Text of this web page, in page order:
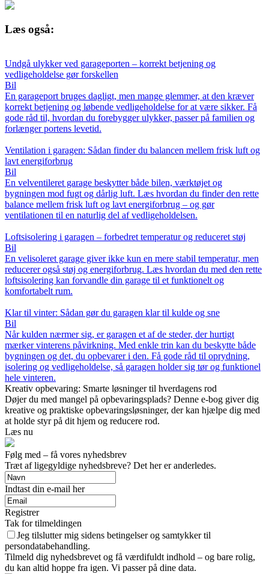
Læs også:
Undgå ulykker ved garageporten – korrekt betjening og
vedligeholdelse gør forskellen
Bil
En garageport bruges dagligt, men mange glemmer, at den kræver
korrekt betjening og løbende vedligeholdelse for at være sikker. Få
gode råd til, hvordan du forebygger ulykker, passer på familien og
forlænger portens levetid.
Ventilation i garagen: Sådan finder du balancen mellem frisk luft og
lavt energiforbrug
Bil
En velventileret garage beskytter både bilen, værktøjet og
bygningen mod fugt og dårlig luft. Læs hvordan du finder den rette
balance mellem frisk luft og lavt energiforbrug – og gør
ventilationen til en naturlig del af vedligeholdelsen.
Loftsisolering i garagen – forbedret temperatur og reduceret støj
Bil
En velisoleret garage giver ikke kun en mere stabil temperatur, men
reducerer også støj og energiforbrug. Læs hvordan du med den rette
loftsisolering kan forvandle din garage til et funktionelt og
komfortabelt rum.
Klar til vinter: Sådan gør du garagen klar til kulde og sne
Bil
Når kulden nærmer sig, er garagen et af de steder, der hurtigt
mærker vinterens påvirkning. Med enkle trin kan du beskytte både
bygningen og det, du opbevarer i den. Få gode råd til oprydning,
isolering og vedligeholdelse, så garagen holder sig tør og funktionel
hele vinteren.
Kreativ opbevaring: Smarte løsninger til hverdagens rod
Døjer du med mangel på opbevaringsplads? Denne e-bog giver dig
kreative og praktiske opbevaringsløsninger, der kan hjælpe dig med
at holde styr på dit hjem og reducere rod.
Læs nu
Følg med – få vores nyhedsbrev
Træt af ligegyldige nyhedsbreve? Det her er anderledes.
Indtast din e-mail her
Registrer
Tak for tilmeldingen
Jeg tilslutter mig sidens betingelser og samtykker til
persondatabehandling.
Tilmeld dig nyhedsbrevet og få værdifuldt indhold – og bare rolig,
du kan altid hoppe fra igen. Vi passer på dine data.